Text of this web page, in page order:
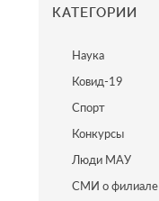
КАТЕГОРИИ
Наука
Ковид-19
Спорт
Конкурсы
Люди МАУ
СМИ о филиале